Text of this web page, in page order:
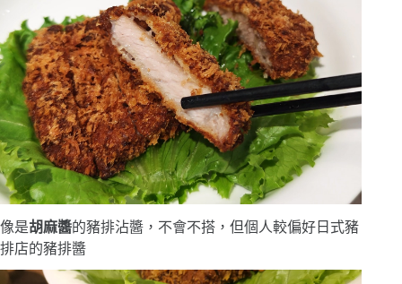
像是胡麻醬的豬排沾醬，不會不搭，但個人較偏好日式豬
排店的豬排醬